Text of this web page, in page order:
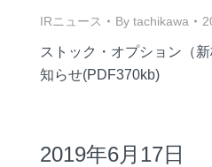
IRニュース By tachikawa
ストック・オプション（
知らせ(PDF370kb)
2019年6月17日